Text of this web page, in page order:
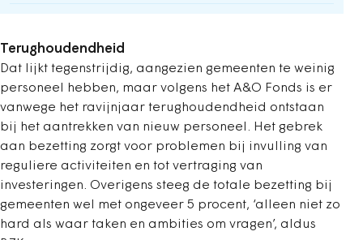
Terughoudendheid
Dat lijkt tegenstrijdig, aangezien gemeenten te weinig
personeel hebben, maar volgens het A&O Fonds is er
vanwege het ravijnjaar terughoudendheid ontstaan
bij het aantrekken van nieuw personeel. Het gebrek
aan bezetting zorgt voor problemen bij invulling van
reguliere activiteiten en tot vertraging van
investeringen. Overigens steeg de totale bezetting bij
gemeenten wel met ongeveer 5 procent, ‘alleen niet zo
hard als waar taken en ambities om vragen’, aldus